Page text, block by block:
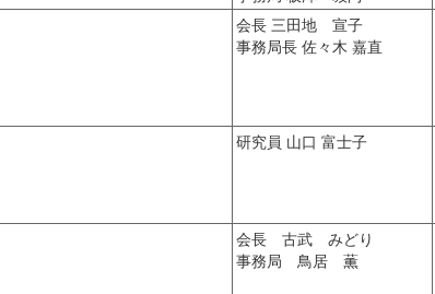
会長 三田地 宣子
事務局長 佐々木 嘉直
研究員 山口 富士子
会長 古武 みどり
事務局 鳥居 薫